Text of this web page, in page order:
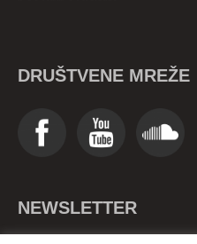
DRUŠTVENE MREŽE
NEWSLETTER